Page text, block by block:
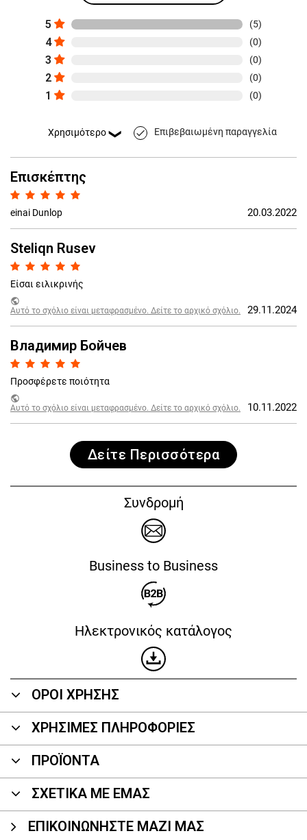
5 (5)
4 (0)
3 (0)
2 (0)
1 (0)
done Επιβεβαιωμένη παραγγελία
Επισκέπτης
einai Dunlop 20.03.2022
Steliqn Rusev
Είσαι ειλικρινής
public
Αυτό το σχόλιο είναι μεταφρασμένο. Δείτε το αρχικό σχόλιο.
29.11.2024
Владимир Бойчев
Προσφέρετε ποιότητα
public
Αυτό το σχόλιο είναι μεταφρασμένο. Δείτε το αρχικό σχόλιο.
10.11.2022
Δείτε Περισσότερα
Συνδρομή
Business to Business
Ηλεκτρονικός κατάλογος
ΟΡΟΙ ΧΡΗΣΗΣ
ΧΡΗΣΙΜΕΣ ΠΛΗΡΟΦΟΡΙΕΣ
ΠΡΟΪΌΝΤΑ
ΣΧΕΤΙΚΑ ΜΕ ΕΜΑΣ
ΕΠΙΚΟΙΝΩΝΉΣΤΕ ΜΑΖΊ ΜΑΣ